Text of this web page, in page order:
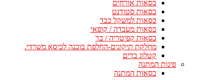
כסאות אורחים
כסאות סטודנט
כסאות למשקל כבד
כסאות מעבדה / קופאי
כסאות קפיטריה / בר
מחלקת תיקונים-החלפת בוכנה לכיסא משרדי.
קטלוג בדים
פינות המתנה
כסאות המתנה